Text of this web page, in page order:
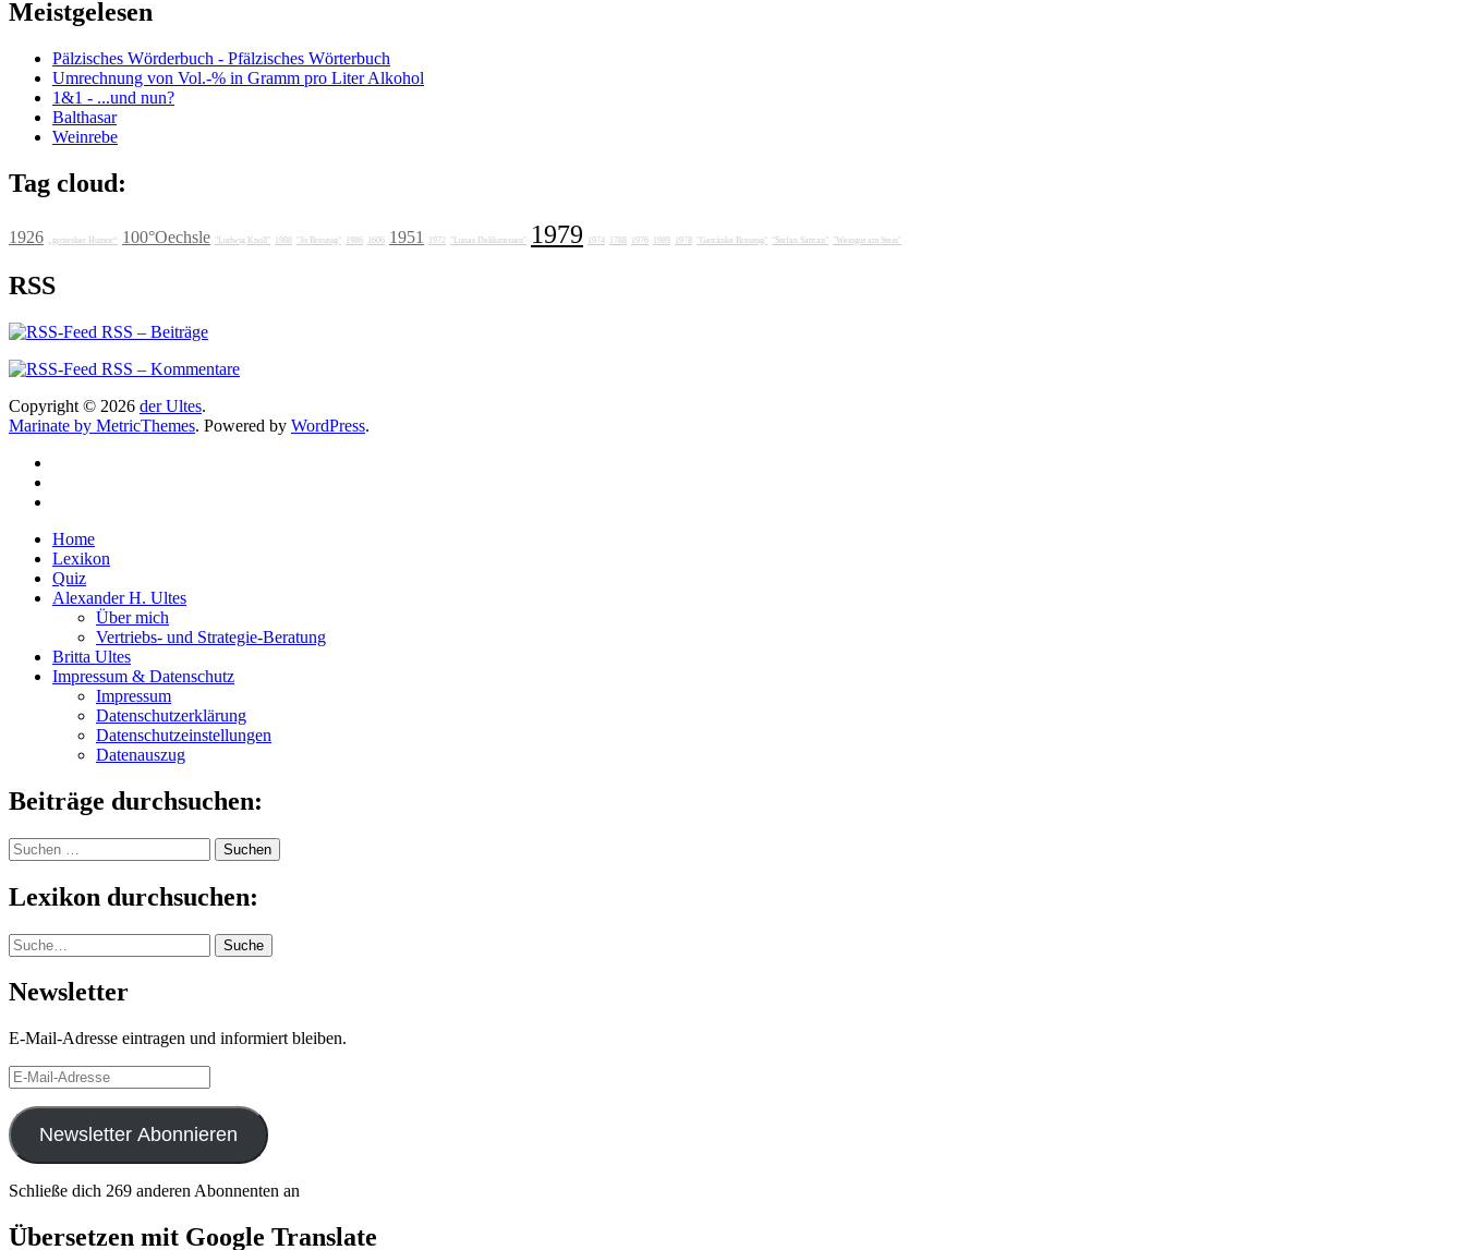
Meistgelesen
Pälzisches Wörderbuch - Pfälzisches Wörterbuch
Umrechnung von Vol.-% in Gramm pro Liter Alkohol
1&1 - ...und nun?
Balthasar
Weinrebe
Tag cloud:
1926 „grotesker Humor“ 100°Oechsle "Ludwig Knoll" 1988 "Jo Breunig" 1986 1606 1951 1972 "Lunas Delikatessen" 1979 1974 1788 1976 1989 1978 "Getränke Breunig" "Stefan Sattran" "Weingut am Stein"
RSS
RSS – Beiträge
RSS – Kommentare
Copyright © 2026 der Ultes.
Marinate by MetricThemes. Powered by WordPress.
Home
Lexikon
Quiz
Alexander H. Ultes
Über mich
Vertriebs- und Strategie-Beratung
Britta Ultes
Impressum & Datenschutz
Impressum
Datenschutzerklärung
Datenschutzeinstellungen
Datenauszug
Beiträge durchsuchen:
Suchen
nach:
Lexikon durchsuchen:
Suche Suche
Newsletter
E-Mail-Adresse eintragen und informiert bleiben.
E-
Mail-
Adresse
Newsletter Abonnieren
Schließe dich 269 anderen Abonnenten an
Übersetzen mit Google Translate